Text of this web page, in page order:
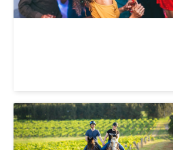
猎人谷日间丛林骑马之旅｜60 分钟体验
636 已预订